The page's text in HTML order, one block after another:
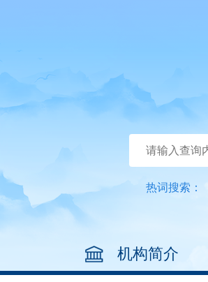
热词搜索：
机构简介